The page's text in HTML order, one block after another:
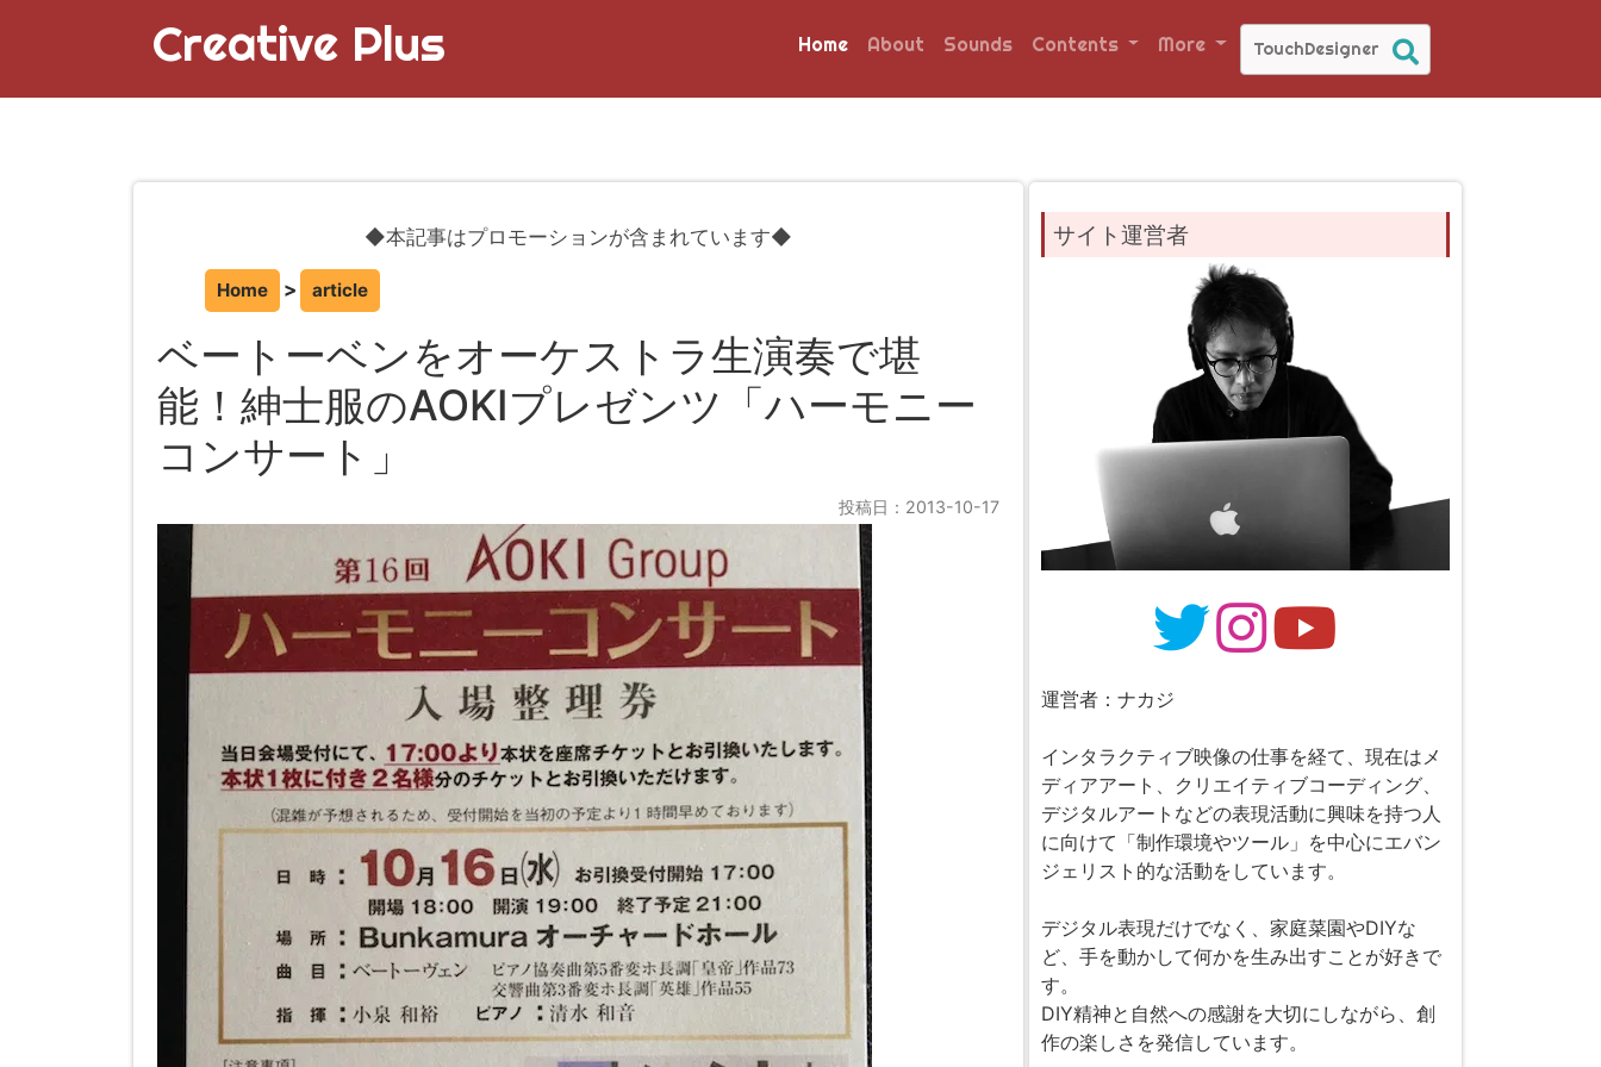
Creative Plus Home About Sounds Contents More
◆本記事はプロモーションが含まれています◆
Home article
ベートーベンをオーケストラ生演奏で堪
能！紳士服のAOKIプレゼンツ「ハーモニー
コンサート」
投稿日：2013-10-17
サイト運営者
運営者：ナカジ
インタラクティブ映像の仕事を経て、現在はメ
ディアアート、クリエイティブコーディング、
デジタルアートなどの表現活動に興味を持つ人
に向けて「制作環境やツール」を中心にエバン
ジェリスト的な活動をしています。
デジタル表現だけでなく、家庭菜園やDIYな
ど、手を動かして何かを生み出すことが好きで
す。
DIY精神と自然への感謝を大切にしながら、創
作の楽しさを発信しています。